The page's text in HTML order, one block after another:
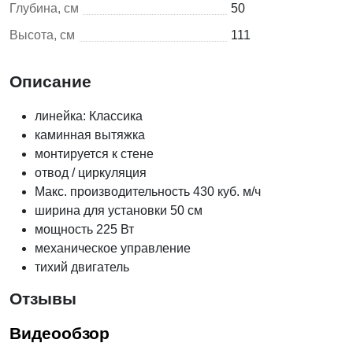
Глубина, см
50
Высота, см
111
Описание
линейка: Классика
каминная вытяжка
монтируется к стене
отвод / циркуляция
Макс. производительность 430 куб. м/ч
ширина для установки 50 см
мощность 225 Вт
механическое управление
тихий двигатель
Отзывы
Видеообзор